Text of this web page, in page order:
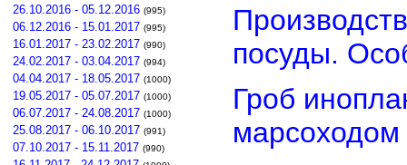
26.10.2016 - 05.12.2016 (995)
06.12.2016 - 15.01.2017 (995)
16.01.2017 - 23.02.2017 (990)
24.02.2017 - 03.04.2017 (994)
04.04.2017 - 18.05.2017 (1000)
19.05.2017 - 05.07.2017 (1000)
06.07.2017 - 24.08.2017 (1000)
25.08.2017 - 06.10.2017 (991)
07.10.2017 - 15.11.2017 (990)
посуды.
Гроб
марсоходом